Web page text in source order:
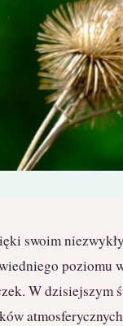
swoim
poziomu
W dzisiejszym